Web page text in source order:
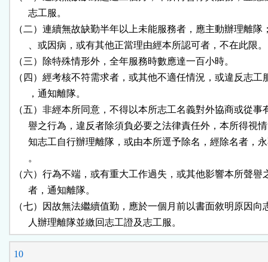
      志工服。
（二）連續無故缺勤半年以上未能服務者，應主動辦理離隊
      、或因病，或有其他正當理由經本所認可者，不在此限。
（三）除特殊情形外，全年服務時數應達一百小時。
（四）經考核不符需求者，或其他不適任情況，或違反志工
      ，通知離隊。
（五）非經本所同意，不得以本所志工名義對外協商或從事
譽之行為，違反者除須負必要之法律責任外，本所得視
知志工自行辦理離隊，或由本所逕予除名，經除名者，
      。
（六）行為不端，或有重大工作過失，或其他影響本所聲譽
      者，通知離隊。
（七）因故無法繼續值勤，應於一個月前以書面敘明原因向
      人辦理離隊並繳回志工證及志工服。
10